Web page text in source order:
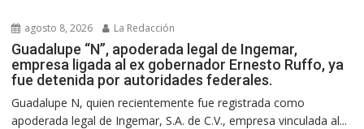
agosto 8, 2026 La Redacción
Guadalupe “N”, apoderada legal de Ingemar,
empresa ligada al ex gobernador Ernesto Ruffo, ya
fue detenida por autoridades federales.
Guadalupe N, quien recientemente fue registrada como
apoderada legal de Ingemar, S.A. de C.V., empresa vinculada al...